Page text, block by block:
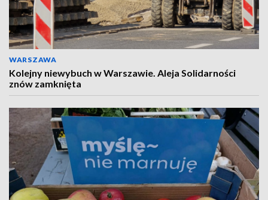
WARSZAWA
Kolejny niewybuch w Warszawie. Aleja Solidarności
znów zamknięta